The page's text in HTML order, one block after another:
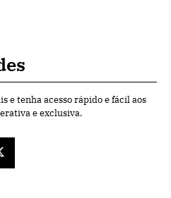
e tenha acesso rápido e fácil aos
e exclusiva.